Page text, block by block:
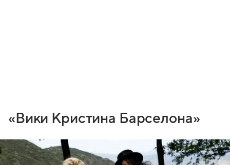
«Вики Кристина Барселона»